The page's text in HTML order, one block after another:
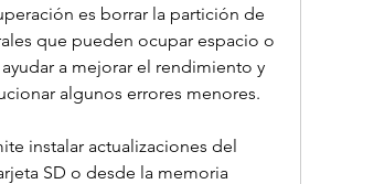
es borrar la partición de
que pueden ocupar espacio o
a mejorar el rendimiento y
algunos errores menores.
instalar actualizaciones del
SD o desde la memoria